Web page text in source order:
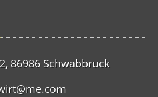
86986 Schwabbruck